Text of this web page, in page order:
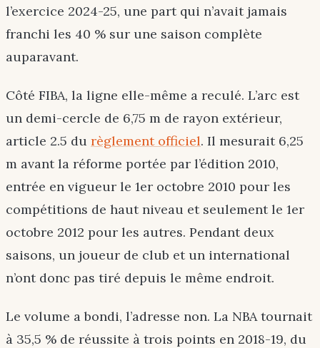
l’exercice 2024-25, une part qui n’avait jamais
franchi les 40 % sur une saison complète
auparavant.
Côté FIBA, la ligne elle-même a reculé. L’arc est
un demi-cercle de 6,75 m de rayon extérieur,
article 2.5 du règlement officiel. Il mesurait 6,25
m avant la réforme portée par l’édition 2010,
entrée en vigueur le 1er octobre 2010 pour les
compétitions de haut niveau et seulement le 1er
octobre 2012 pour les autres. Pendant deux
saisons, un joueur de club et un international
n’ont donc pas tiré depuis le même endroit.
Le volume a bondi, l’adresse non. La NBA tournait
à 35,5 % de réussite à trois points en 2018-19, du